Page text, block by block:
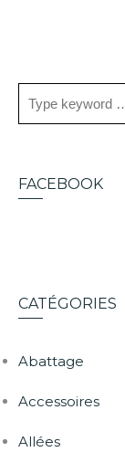
FACEBOOK
CATÉGORIES
Abattage
Accessoires
Allées